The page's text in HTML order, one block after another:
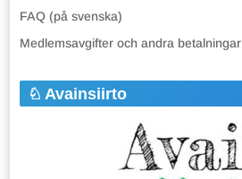
FAQ (på svenska)
Medlemsavgifter och andra betalningar
Avainsiirto